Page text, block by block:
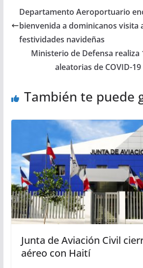
Departamento Aeroportuario
bienvenida a dominicanos visita
festividades navideñas
Ministerio de Defensa realiza
aleatorias de COVID-
También te puede
Junta de Aviación Civil
aéreo con Haití